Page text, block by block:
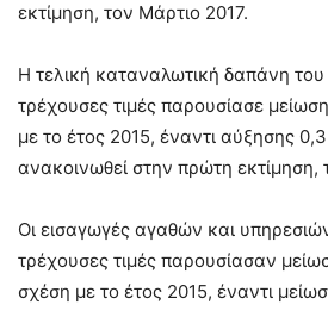
εκτίμηση, τον Μάρτιο 2017.
Η τελική καταναλωτική δαπάνη
τρέχουσες τιμές παρουσίασε
με το έτος 2015, έναντι αύξησης
ανακοινωθεί στην πρώτη εκτίμηση,
Οι εισαγωγές αγαθών και
τρέχουσες τιμές παρουσίασαν
σχέση με το έτος 2015, έναντι